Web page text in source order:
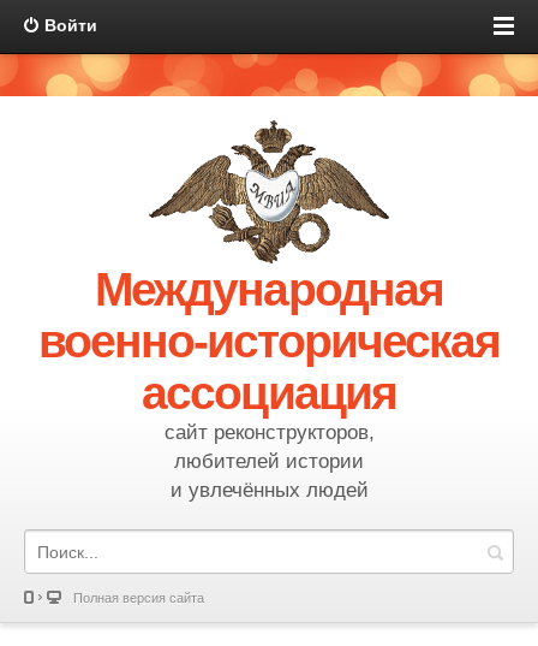
Войти
Международная
военно-историческая
ассоциация
сайт реконструкторов,
любителей истории
и увлечённых людей
Полная версия сайта